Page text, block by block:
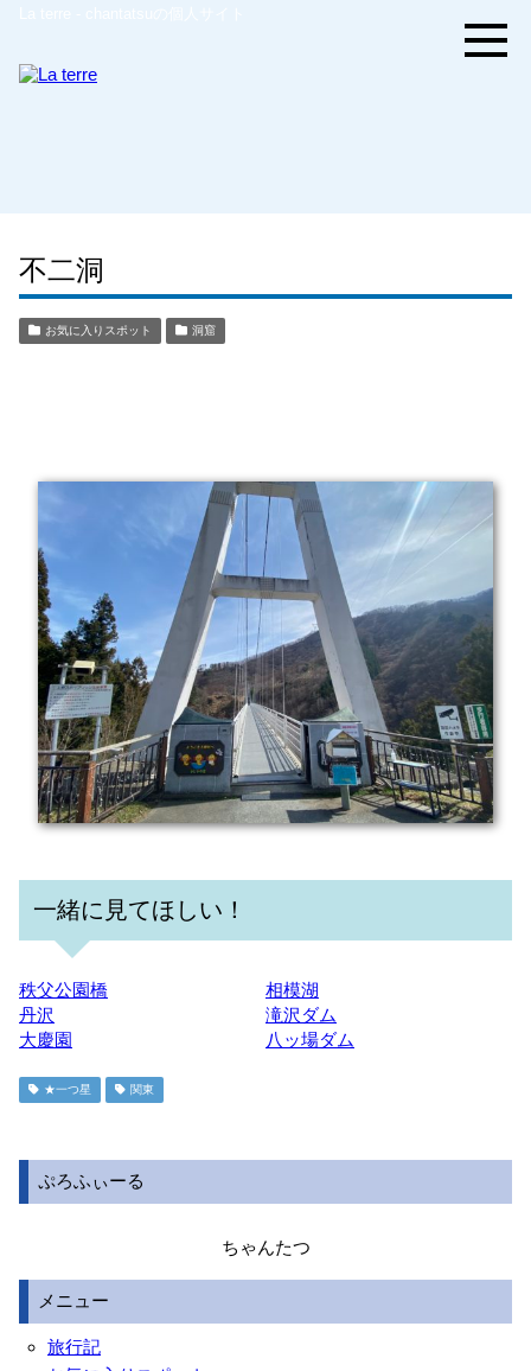
不二洞
お気に入りスポット 洞窟
一緒に見てほしい！
秩父公園橋
相模湖
丹沢
滝沢ダム
大慶園
八ッ場ダム
★一つ星 関東
ぷろふぃーる
ちゃんたつ
メニュー
旅行記